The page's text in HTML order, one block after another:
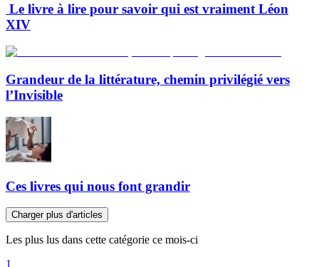
Le livre à lire pour savoir qui est vraiment Léon
XIV
Grandeur de la littérature, chemin privilégié vers
l’Invisible
Ces livres qui nous font grandir
Charger plus d'articles
Les plus lus dans cette catégorie ce mois-ci
1